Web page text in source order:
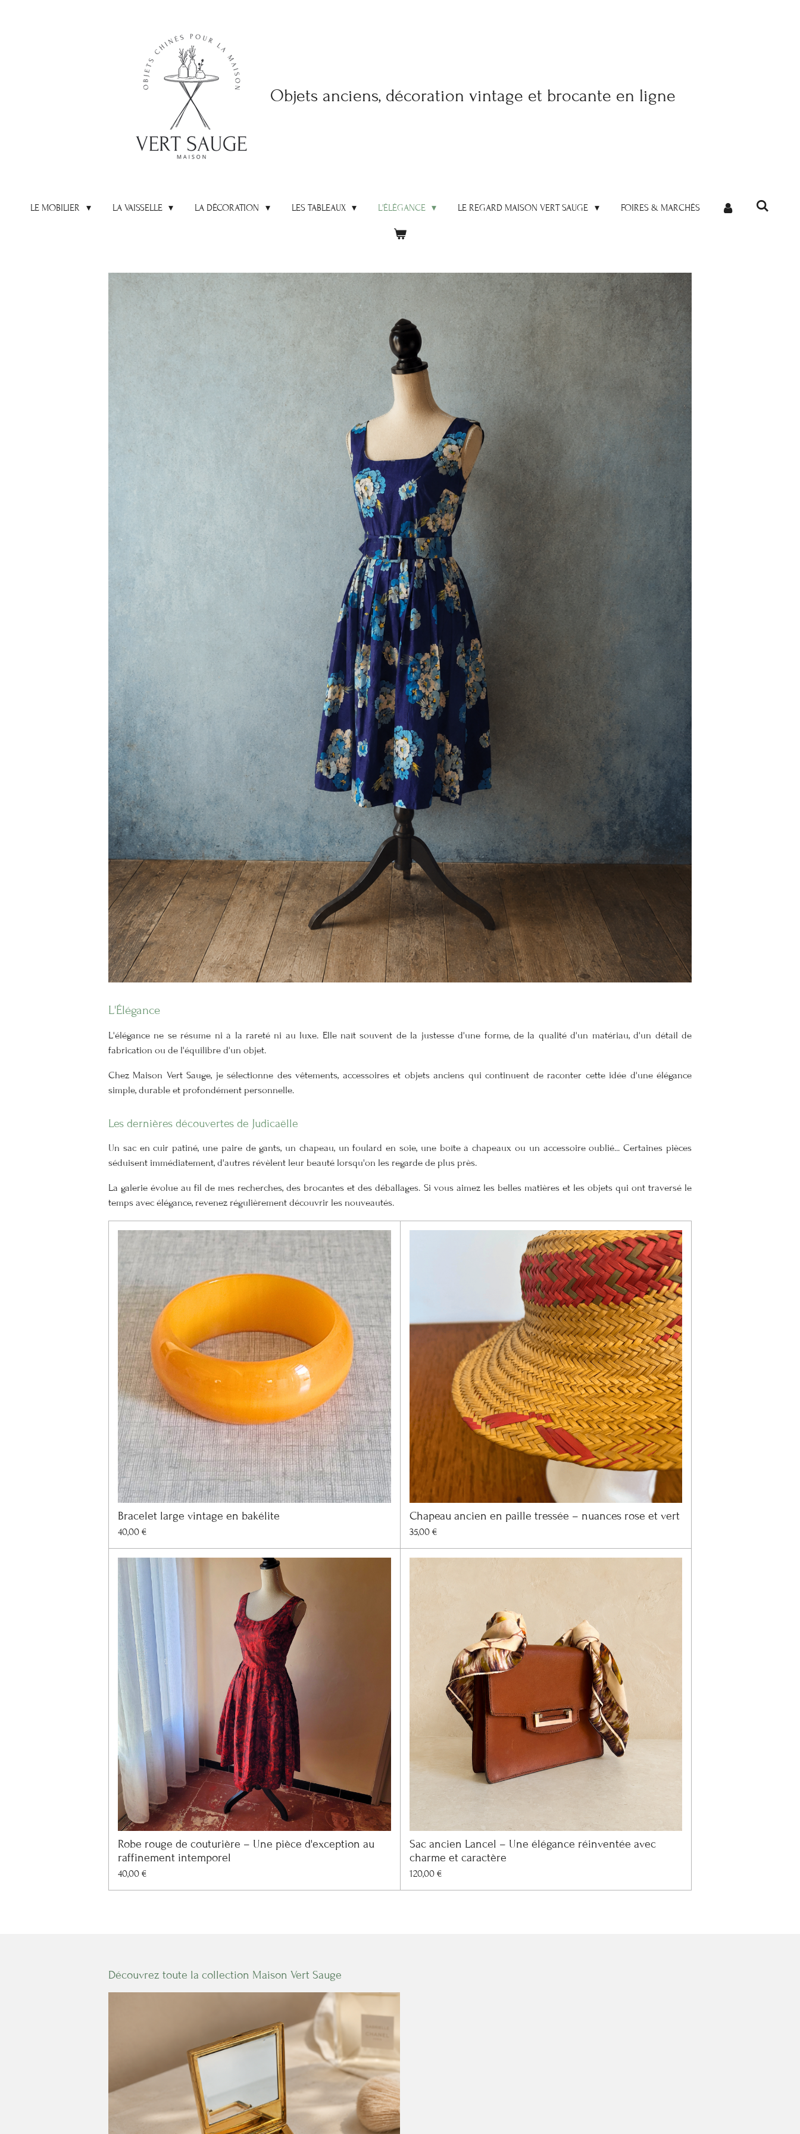
Objets anciens, décoration vintage et brocante en ligne
LE MOBILIER LA VAISSELLE LA DÉCORATION LES TABLEAUX L'ÉLÉGANCE LE REGARD MAISON VERT SAUGE FOIRES & MARCHÉS
L'Élégance
L'élégance ne se résume ni à la rareté ni au luxe. Elle naît souvent de la justesse d'une forme, de la qualité d'un matériau, d'un détail de
fabrication ou de l'équilibre d'un objet.
Chez Maison Vert Sauge, je sélectionne des vêtements, accessoires et objets anciens qui continuent de raconter cette idée d'une élégance
simple, durable et profondément personnelle.
Les dernières découvertes de Judicaëlle
Un sac en cuir patiné, une paire de gants, un chapeau, un foulard en soie, une boîte à chapeaux ou un accessoire oublié... Certaines pièces
séduisent immédiatement, d'autres révèlent leur beauté lorsqu'on les regarde de plus près.
La galerie évolue au fil de mes recherches, des brocantes et des déballages. Si vous aimez les belles matières et les objets qui ont traversé le
temps avec élégance, revenez régulièrement découvrir les nouveautés.
Bracelet large vintage en bakélite
40,00 €
Chapeau ancien en paille tressée – nuances rose et vert
35,00 €
Robe rouge de couturière – Une pièce d'exception au
raffinement intemporel
40,00 €
Sac ancien Lancel – Une élégance réinventée avec
charme et caractère
120,00 €
Découvrez toute la collection Maison Vert Sauge